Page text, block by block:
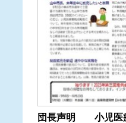
団長声明 小児医